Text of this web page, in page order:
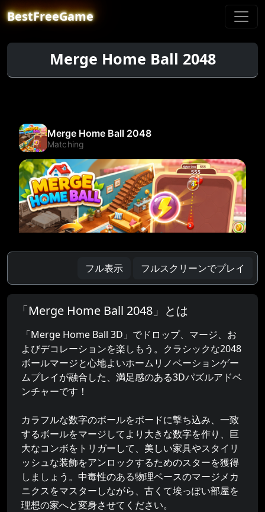
BestFreeGame
Merge Home Ball 2048
フル表示 フルスクリーンでプレイ
「Merge Home Ball 2048」とは
「Merge Home Ball 3D」でドロップ、マージ、お
よびデコレーションを楽しもう。クラシックな2048
ボールマージと心地よいホームリノベーションゲー
ムプレイが融合した、満足感のある3Dパズルアドベ
ンチャーです！
カラフルな数字のボールをボードに撃ち込み、一致
するボールをマージしてより大きな数字を作り、巨
大なコンボをトリガーして、美しい家具やスタイリ
ッシュな装飾をアンロックするためのスターを獲得
しましょう。中毒性のある物理ベースのマージメカ
ニクスをマスターしながら、古くて埃っぽい部屋を
理想の家へと変身させてください。